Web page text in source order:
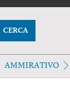
CERCA
AMMIRATIVO